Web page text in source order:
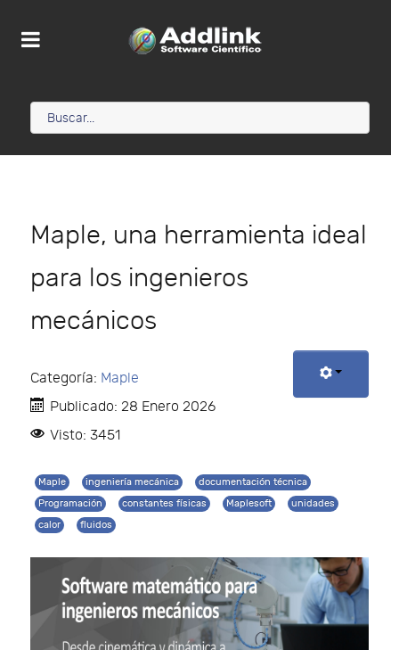
Maple, una herramienta ideal
para los ingenieros
mecánicos
Categoría: Maple
Publicado: 28 Enero 2026
Visto: 3451
Maple ingeniería mecánica
documentación técnica
Programación
constantes físicas Maplesoft
unidades
calor
fluidos